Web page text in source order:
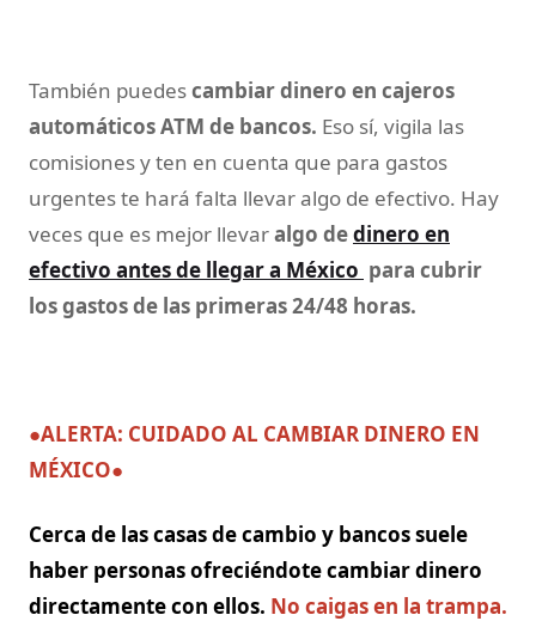
También puedescambiar dinero en cajeros
automáticos ATM de bancos. Eso sí, vigila las
comisiones y ten en cuenta que para gastos
urgentes te hará falta llevar algo de efectivo. Hay
veces que es mejor llevaralgo dedinero en
efectivo antes de llegar a México para cubrir
los gastos de las primeras 24/48 horas.
●ALERTA: CUIDADO AL CAMBIAR DINERO EN
MÉXICO●
Cerca de las casas de cambio y bancos suele
haber personas ofreciéndote cambiar dinero
directamente con ellos. No caigas en la trampa.